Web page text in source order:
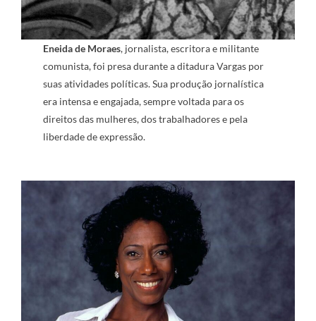
Eneida de Moraes, jornalista, escritora e militante
comunista, foi presa durante a ditadura Vargas por
suas atividades políticas. Sua produção jornalística
era intensa e engajada, sempre voltada para os
direitos das mulheres, dos trabalhadores e pela
liberdade de expressão.